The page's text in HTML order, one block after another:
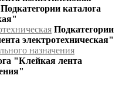
Подкатегории каталога
Подкатегории
электротехническая"
назначения
"Клейкая лента